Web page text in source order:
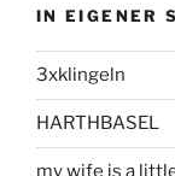
IN EIGENER
3xklingeln
HARTHBASEL
my wife is a